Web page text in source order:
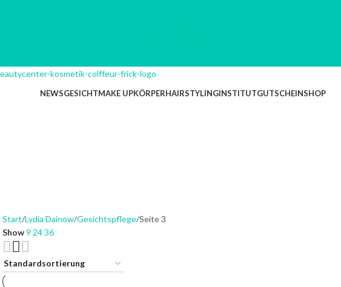
NEWSGESICHTMAKE UPKÖRPERHAIRSTYLINGINSTITUTGUTSCHEINSHOP
Start Lydia Dainow Gesichtspflege Seite 3
Show9 2436